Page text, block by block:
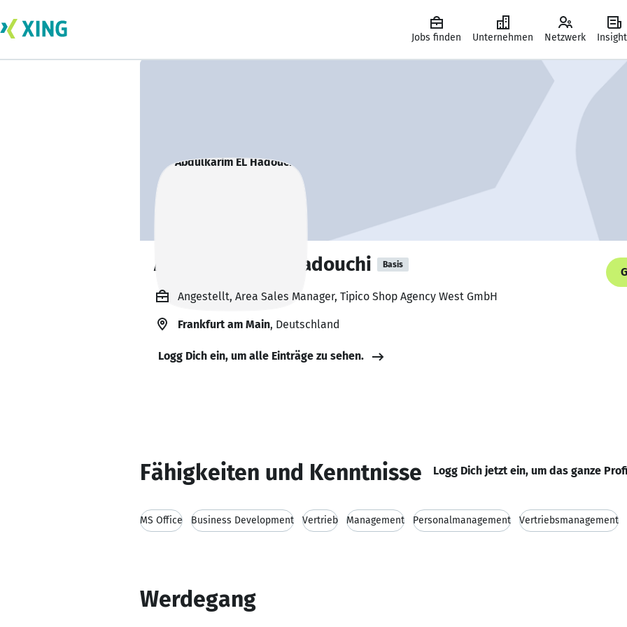
Jobs finden Unternehmen Netzwerk
Abdulkarim EL Hadouchi Basis
Angestellt, Area Sales Manager, Tipico Shop Agency West GmbH
Frankfurt am Main, Deutschland
Logg Dich ein, um alle Einträge zu sehen.
Fähigkeiten und Kenntnisse Logg Dich jetzt ein, um das ganze
MS Office Business Development Vertrieb Management Personalmanagement Vertriebsmanagement
Werdegang